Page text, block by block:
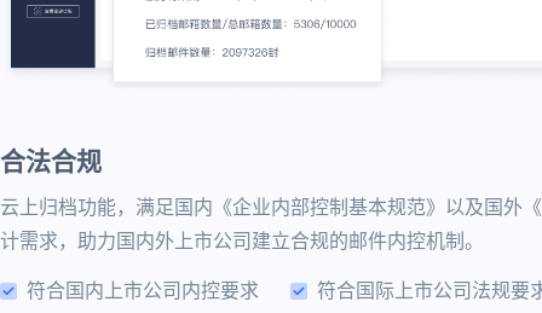
合法合规
云上归档功能，满足国内《企业内部控制基本规范》以及国外
计需求，助力国内外上市公司建立合规的邮件内控机制。
符合国内上市公司内控要求 符合国际上市公司法规要